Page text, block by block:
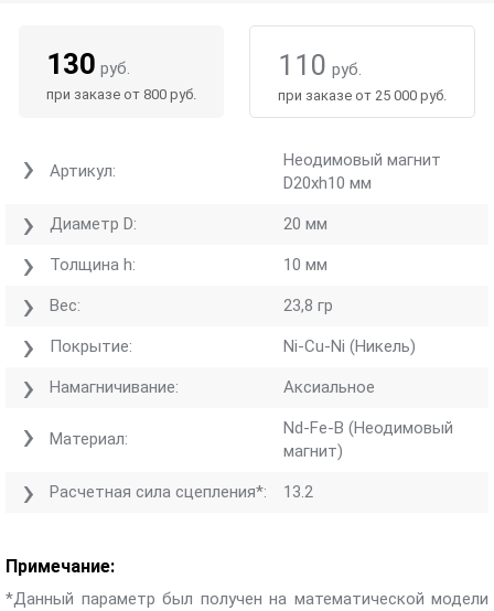
130 руб.
при заказе от 800 руб.
110 руб.
при заказе от 25 000 руб.
Артикул:
Неодимовый магнит
D20хh10 мм
Диаметр D: 20 мм
Толщина h: 10 мм
Вес: 23,8 гр
Покрытие: Ni-Cu-Ni (Никель)
Намагничивание: Аксиальное
Материал:
Nd-Fe-B (Неодимовый
магнит)
Расчетная сила сцепления*: 13.2
Примечание:
*Данный параметр был получен на математической модели